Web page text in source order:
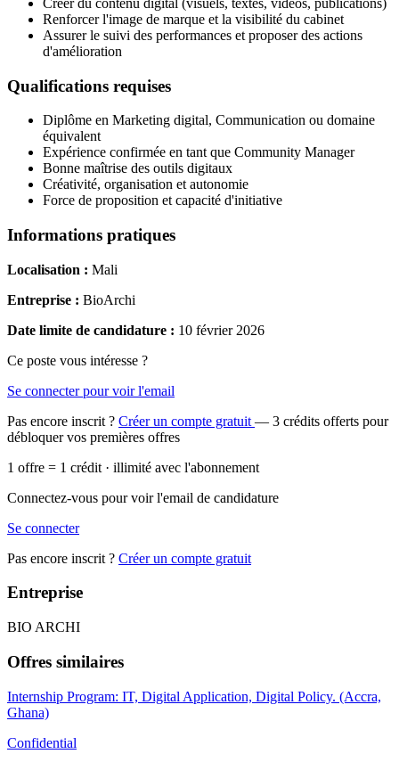
Renforcer l'image de marque et la visibilité du cabinet
Assurer le suivi des performances et proposer des actions
d'amélioration
Qualifications requises
Diplôme en Marketing digital, Communication ou domaine
équivalent
Expérience confirmée en tant que Community Manager
Bonne maîtrise des outils digitaux
Créativité, organisation et autonomie
Force de proposition et capacité d'initiative
Informations pratiques
Localisation : Mali
Entreprise : BioArchi
Date limite de candidature : 10 février 2026
Ce poste vous intéresse ?
Se connecter pour voir l'email
Pas encore inscrit ? Créer un compte gratuit — 3 crédits offerts pour
débloquer vos premières offres
1 offre = 1 crédit · illimité avec l'abonnement
Connectez-vous pour voir l'email de candidature
Se connecter
Pas encore inscrit ? Créer un compte gratuit
Entreprise
BIO ARCHI
Offres similaires
Internship Program: IT, Digital Application, Digital Policy. (Accra,
Ghana)
Confidential